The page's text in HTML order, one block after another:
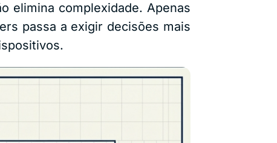
elimina complexidade. Apenas
passa a exigir decisões mais